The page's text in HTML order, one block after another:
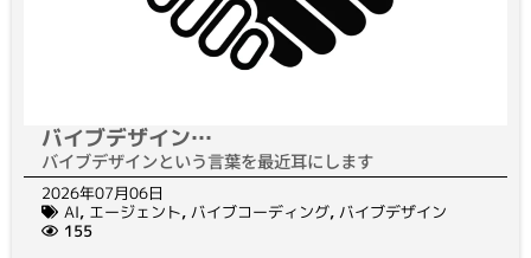
バイブデザイン…
バイブデザインという言葉を最近耳にします
2026年07月06日
AI, エージェント, バイブコーディング, バイブデザイン
155